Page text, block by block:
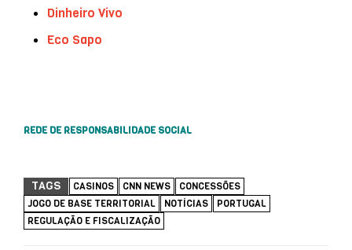
Dinheiro Vivo
Eco Sapo
REDE DE RESPONSABILIDADE SOCIAL
TAGS CASINOS CNN NEWS
CONCESSÕES
JOGO DE BASE TERRITORIAL
NOTÍCIAS
PORTUGAL
REGULAÇÃO E FISCALIZAÇÃO